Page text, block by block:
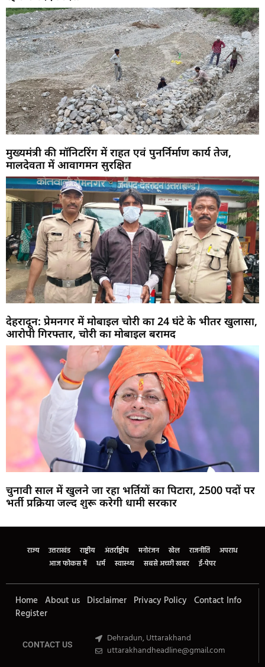
मुख्यमंत्री की मॉनिटरिंग में राहत एवं पुनर्निर्माण कार्य तेज,
मालदेवता में आवागमन सुरक्षित
देहरादून: प्रेमनगर में मोबाइल चोरी का 24 घंटे के भीतर खुलासा,
आरोपी गिरफ्तार, चोरी का मोबाइल बरामद
चुनावी साल में खुलने जा रहा भर्तियों का पिटारा, 2500 पदों पर
भर्ती प्रक्रिया जल्द शुरू करेगी धामी सरकार
राज्य उत्तराखंड राष्ट्रीय अंतर्राष्ट्रीय मनोरंजन खेल राजनीति
अपराध
आज फोकस में
धर्म स्वास्थ्य सबसे अच्छी खबर ई-पेपर
Home About us Disclaimer Privacy Policy Contact Info
Register
CONTACT US
Dehradun, Uttarakhand
uttarakhandheadline@gmail.com